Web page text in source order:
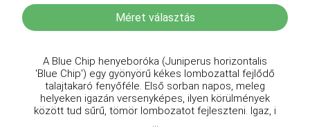
Méret választás
A Blue Chip henyeboróka (Juniperus horizontalis
'Blue Chip') egy gyönyörű kékes lombozattal fejlődő
talajtakaró fenyőféle. Első sorban napos, meleg
helyeken igazán versenyképes, ilyen körülmények
között tud sűrű, tömör lombozatot fejleszteni. Igaz, i
...